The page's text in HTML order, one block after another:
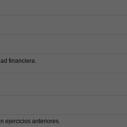
financiera.
ejercicios anteriores.